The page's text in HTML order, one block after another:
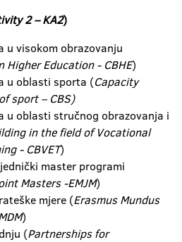
2 – KA2)
u visokom obrazovanju
Higher Education - CBHE)
u oblasti sporta (Capacity
sport – CBS)
u oblasti stručnog obrazovanja i
in the field of Vocational
- CBVET)
master programi
Masters -EMJM)
mjere (Erasmus Mundus
)
(Partnerships for